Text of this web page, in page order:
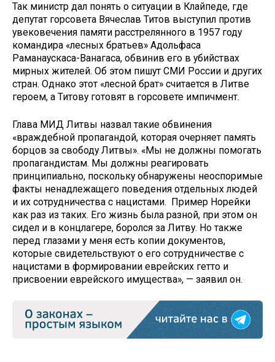
Так министр дал понять о ситуации в Клайпеде, где
депутат горсовета Вячеслав Титов выступил против
увековечения памяти расстрелянного в 1957 году
командира «лесных братьев» Адольфаса
Раманаускаса-Ванагаса, обвинив его в убийствах
мирных жителей. Об этом пишут СМИ России и других
стран. Однако этот «лесной брат» считается в Литве
героем, а Титову готовят в горсовете импичмент.
Глава МИД Литвы назвал такие обвинения
«враждебной пропагандой, которая очерняет память
борцов за свободу Литвы». «Мы не должны помогать
пропагандистам. Мы должны реагировать
принципиально, поскольку обнаружены неоспоримые
факты ненадлежащего поведения отдельных людей
и их сотрудничества с нацистами. Пример Норейки
как раз из таких. Его жизнь была разной, при этом он
сидел и в концлагере, боролся за Литву. Но также
перед глазами у меня есть копии документов,
которые свидетельствуют о его сотрудничестве с
нацистами в формировании еврейских гетто и
присвоении еврейского имущества», — заявил он.